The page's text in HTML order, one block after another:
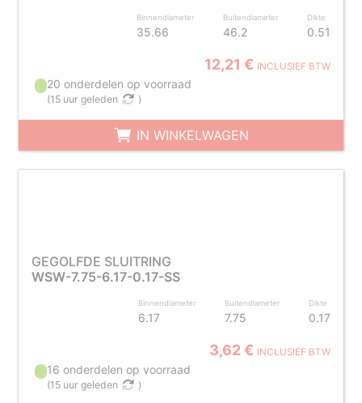
Binnendiameter
35.66
Buitendiameter
46.2
Dikte
0.51
12,21 € INCLUSIEF BTW
20 onderdelen op voorraad
(15 uur geleden )
IN WINKELWAGEN
GEGOLFDE SLUITRING
WSW-7.75-6.17-0.17-SS
Binnendiameter
6.17
Buitendiameter
7.75
Dikte
0.17
3,62 € INCLUSIEF BTW
16 onderdelen op voorraad
(15 uur geleden )